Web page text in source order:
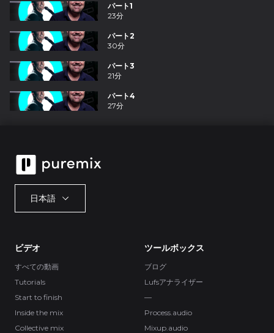
パート1
23分
パート2
30分
パート3
21分
パート4
27分
日本語
ビデオ
すべての動画
Tutorials
Start to finish
Inside the mix
Collective mix
ツールボックス
ブログ
Lufsアナライザー
—
Process.audio
Mixup.audio